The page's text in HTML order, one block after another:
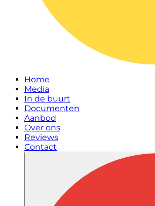
Home
Media
In de buurt
Documenten
Aanbod
Over ons
Reviews
Contact